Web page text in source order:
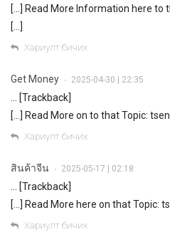
[…] Read More Information here to
[…]
Хариулт бичих
Get Money • 2025-04-30 | 22:35
… [Trackback]
[…] Read More on to that Topic:
Хариулт бичих
สินค้าจีน • 2025-05-17 | 02:18
… [Trackback]
[…] Read More here on that Topic:
Хариулт бичих